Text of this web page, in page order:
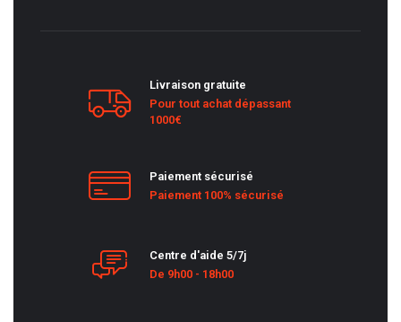
Livraison gratuite
Pour tout achat dépassant
1000€
Paiement sécurisé
Paiement 100% sécurisé
Centre d'aide 5/7j
De 9h00 - 18h00